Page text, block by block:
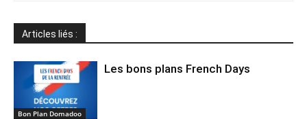
Articles liés :
Bon Plan Domadoo
Les bons plans French Days